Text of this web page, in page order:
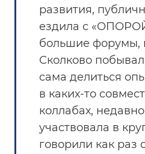
развития,
ездила с
большие форумы,
Сколково
сама делиться
в каких-то
коллабах,
участвовала в
говорили как раз